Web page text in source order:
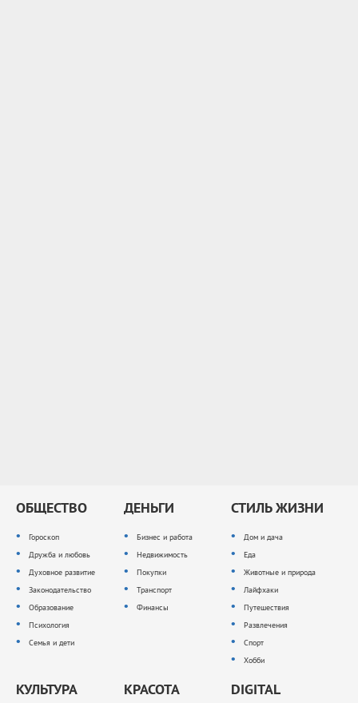
ОБЩЕСТВО
Гороскоп
Дружба и любовь
Духовное развитие
Законодательство
Образование
Психология
Семья и дети
ДЕНЬГИ
Бизнес и работа
Недвижимость
Покупки
Транспорт
Финансы
СТИЛЬ ЖИЗНИ
Дом и дача
Еда
Животные и природа
Лайфхаки
Путешествия
Развлечения
Спорт
Хобби
КУЛЬТУРА КРАСОТА DIGITAL